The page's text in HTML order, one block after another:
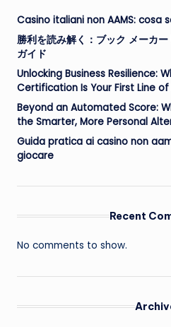
Casino italiani non AAMS: cosa
勝利を読み解く：ブック メーカ
ガイド
Unlocking Business Resilience:
Certification Is Your First Line
Beyond an Automated Score:
the Smarter, More Personal
Guida pratica ai casino non
giocare
Recent
No comments to show.